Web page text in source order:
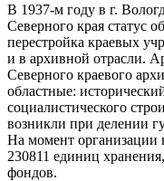
В 1937-м году в г.
Северного края статус
перестройка краевых
и в архивной отрасли.
Северного краевого
областные:
социалистического
возникли при делении
На момент организации
230811 единиц
фондов.